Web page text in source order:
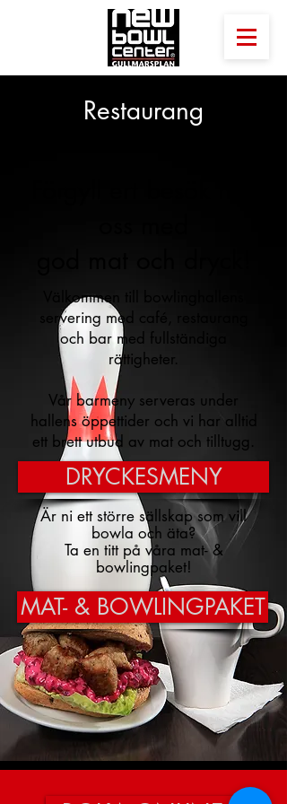
Restaurang
Välkommen till bowlinghallens
servering med café, restaurang
och bar med fullständiga
rättigheter.
Vår barmeny serveras under
hallens öppettider och vi har alltid
ett brett utbud av mat och tilltugg.
DRYCKESMENY
Är ni ett större sällskap som vill
bowla och äta?
Ta en titt på våra mat- &
bowlingpaket!
MAT- & BOWLINGPAKET